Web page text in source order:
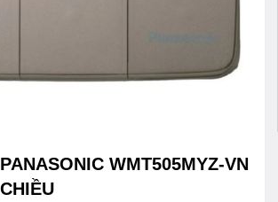
WMT505MYZ-VN